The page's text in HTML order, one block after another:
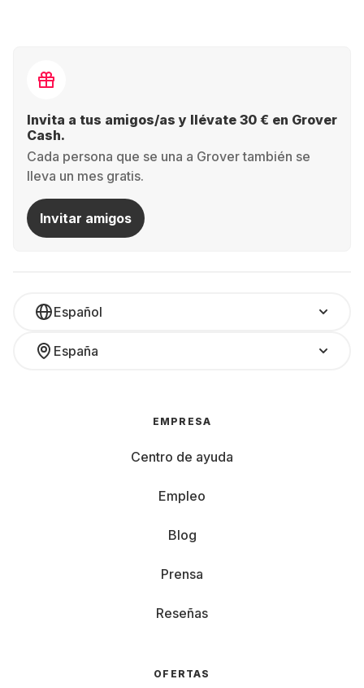
Invita a tus amigos/as y llévate 30 € en Grover
Cash.
Cada persona que se una a Grover también se
lleva un mes gratis.
Invitar amigos
Español
España
EMPRESA
Centro de ayuda
Empleo
Blog
Prensa
Reseñas
OFERTAS